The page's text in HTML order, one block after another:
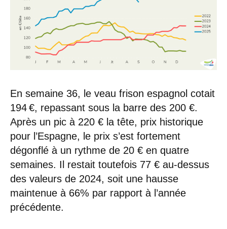
En semaine 36, le veau frison espagnol cotait
194 €, repassant sous la barre des 200 €.
Après un pic à 220 € la tête, prix historique
pour l’Espagne, le prix s’est fortement
dégonflé à un rythme de 20 € en quatre
semaines. Il restait toutefois 77 € au-dessus
des valeurs de 2024, soit une hausse
maintenue à 66% par rapport à l’année
précédente.